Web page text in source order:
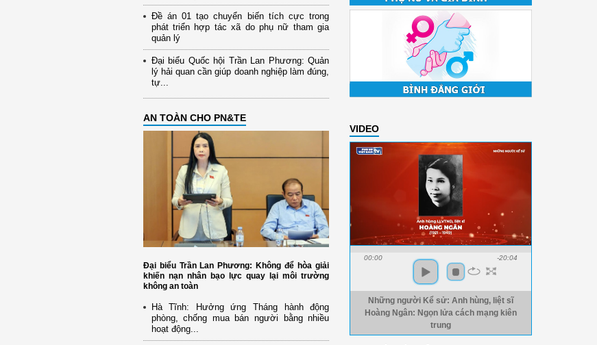
Đề án 01 tạo chuyển biến tích cực trong
phát triển hợp tác xã do phụ nữ tham gia
quản lý
Đại biểu Quốc hội Trần Lan Phương: Quản
lý hải quan cần giúp doanh nghiệp làm đúng,
tự...
AN TOÀN CHO PN&TE
Đại biểu Trần Lan Phương: Không để hòa giải
khiến nạn nhân bạo lực quay lại môi trường
không an toàn
Hà Tĩnh: Hưởng ứng Tháng hành động
phòng, chống mua bán người bằng nhiều
hoạt động...
VIDEO
00:00 -20:04
Những người Kể sử: Anh hùng, liệt sĩ
Hoàng Ngân: Ngọn lửa cách mạng kiên
trung